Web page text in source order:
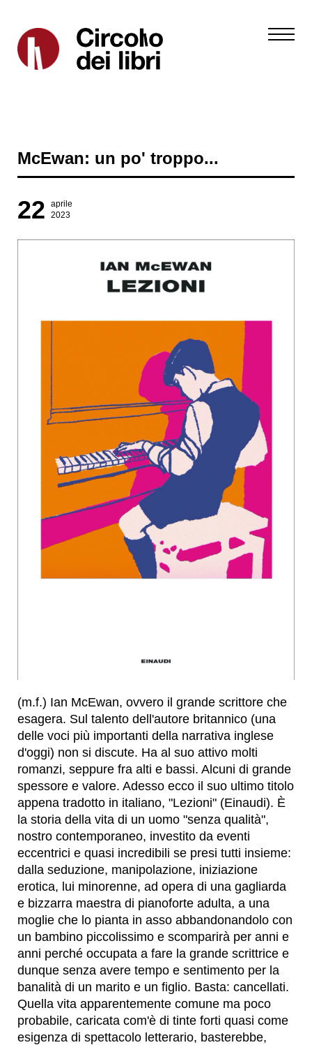
McEwan: un po' troppo...
22
aprile
2023
(m.f.) Ian McEwan, ovvero il grande scrittore che
esagera. Sul talento dell'autore britannico (una
delle voci più importanti della narrativa inglese
d'oggi) non si discute. Ha al suo attivo molti
romanzi, seppure fra alti e bassi. Alcuni di grande
spessore e valore. Adesso ecco il suo ultimo titolo
appena tradotto in italiano, "Lezioni" (Einaudi). È
la storia della vita di un uomo "senza qualità",
nostro contemporaneo, investito da eventi
eccentrici e quasi incredibili se presi tutti insieme:
dalla seduzione, manipolazione, iniziazione
erotica, lui minorenne, ad opera di una gagliarda
e bizzarra maestra di pianoforte adulta, a una
moglie che lo pianta in asso abbandonandolo con
un bambino piccolissimo e scomparirà per anni e
anni perché occupata a fare la grande scrittrice e
dunque senza avere tempo e sentimento per la
banalità di un marito e un figlio. Basta: cancellati.
Quella vita apparentemente comune ma poco
probabile, caricata com'è di tinte forti quasi come
esigenza di spettacolo letterario, basterebbe,